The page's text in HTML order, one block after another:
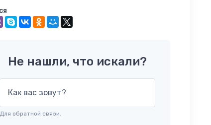
Не нашли, что искали?
Как вас зовут?
Для обратной связи.